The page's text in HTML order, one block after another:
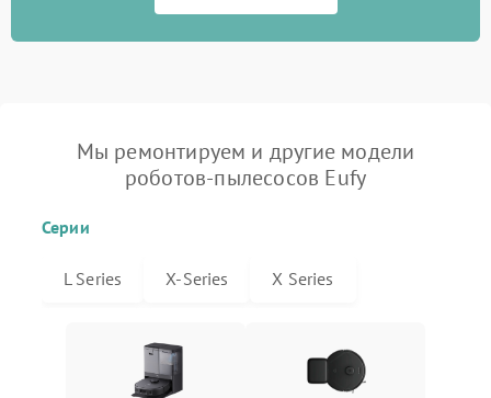
Мы ремонтируем и другие модели
роботов-пылесосов Eufy
Серии
L Series X-Series X Series